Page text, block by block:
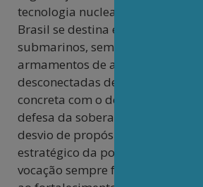
tecnologia nuclear nos projetos
Brasil se destina exclusivamente
submarinos, sem qualquer
armamentos de ataque.[x] Essas
desconectadas de qualquer
concreta com o desenvolvimento
defesa da soberania brasileira,
desvio de propósito que
estratégico da política nuclear
vocação sempre foi pacífica,